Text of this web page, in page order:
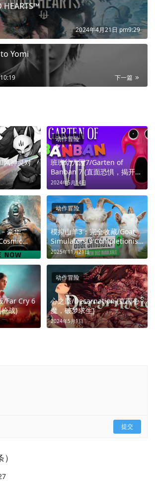
HEARTS™
2024年4月21日 pm9:29
Yomi
下一篇
风神灵对
班班幼儿园7/Garten of
Banban 7 (直面恐惧，揭开真
相)
2024年5月14日
动作冒险
豪华
诡秘真
模拟山羊3：完全收藏/Goat
Simulators 3 Completionist
Bundle (羊疯了！友尽了！)
2025年11月21日
动作冒险
/Far Cry 6
战)
心之蜃/Decarnation (直面心
魔，破梦求生)
2024年5月1日
动作冒险
提交